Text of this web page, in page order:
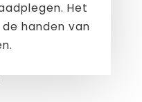
Het
handen van